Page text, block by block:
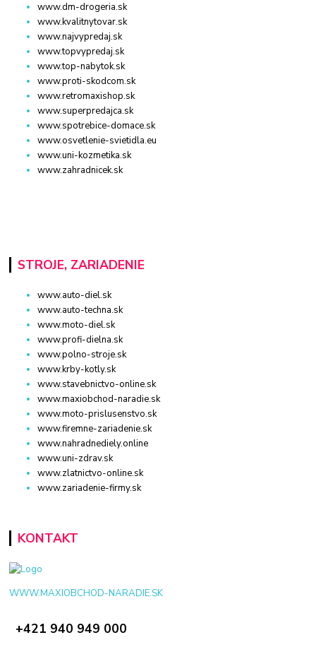
www.dm-drogeria.sk
www.kvalitnytovar.sk
www.najvypredaj.sk
www.topvypredaj.sk
www.top-nabytok.sk
www.proti-skodcom.sk
www.retromaxishop.sk
www.superpredajca.sk
www.spotrebice-domace.sk
www.osvetlenie-svietidla.eu
www.uni-kozmetika.sk
www.zahradnicek.sk
STROJE, ZARIADENIE
www.auto-diel.sk
www.auto-techna.sk
www.moto-diel.sk
www.profi-dielna.sk
www.polno-stroje.sk
www.krby-kotly.sk
www.stavebnictvo-online.sk
www.maxiobchod-naradie.sk
www.moto-prislusenstvo.sk
www.firemne-zariadenie.sk
www.nahradnediely.online
www.uni-zdrav.sk
www.zlatnictvo-online.sk
www.zariadenie-firmy.sk
KONTAKT
WWW.MAXIOBCHOD-NARADIE.SK
+421 940 949 000